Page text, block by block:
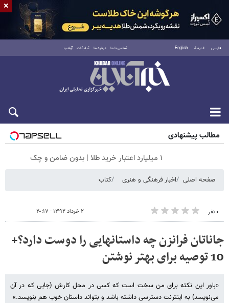
فارسی العربية English تماس با ما درباره ما تبلیغات آرشیو
جمعه ۱۶ مرداد ۱۴۰۵
مطالب پیشنهادی
۱ میلیارد اعتبار خرید طلا | بدون ضامن و چک
صفحه اصلی اخبار فرهنگی و هنری کتاب
۰ نفر ۲ خرداد ۱۳۹۲ - ۲۰:۱۷
جاناتان فرانزن چه داستان​هایی را دوست دارد؟+
10 توصیه برای بهتر نوشتن
«باور این نکته برای من سخت است که کسی در محل کارش (جایی که در آن
می‌نویسد) به‌ اینترنت دسترسی داشته باشد و بتواند داستان خوب هم بنویسد.»
×